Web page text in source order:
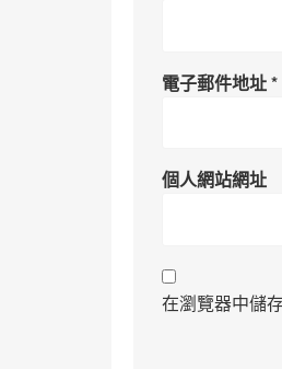
電子郵件地址*
個人網站網址
在瀏覽器中儲